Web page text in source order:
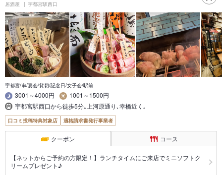
居酒屋 宇都宮駅西口
宇都宮/串/宴会/貸切/記念日/女子会/駅前
3001～4000円
1001～1500円
宇都宮駅西口から徒歩5分｡上河原通り､幸橋近く｡
口コミ投稿特典対象店 適格請求書発行事業者
クーポン コース
【ネットからご予約の方限定！】ランチタイムにご来店でミニソフトク
リームプレゼント♪